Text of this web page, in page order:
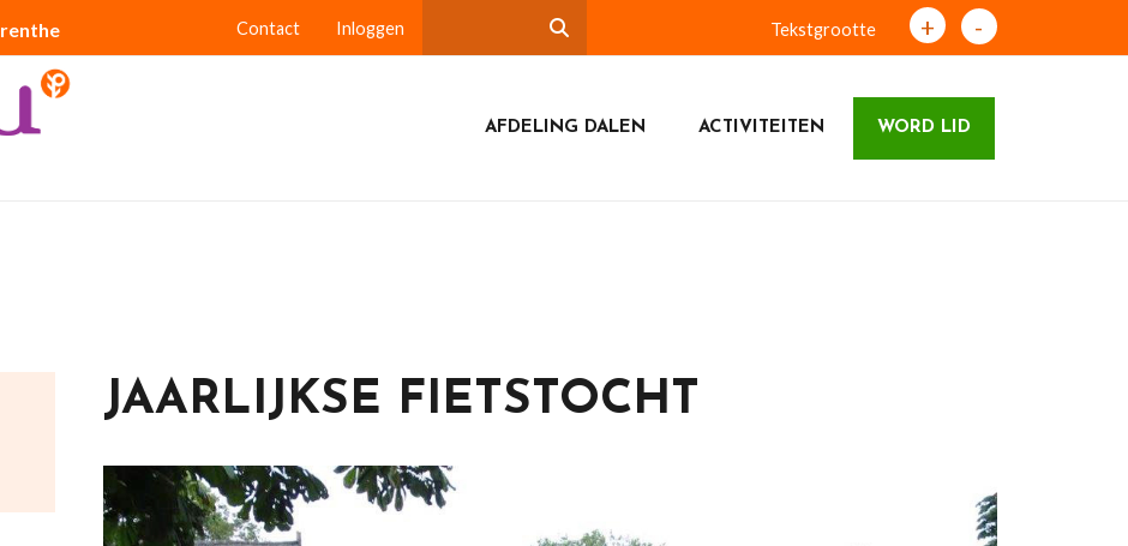
Contact Inloggen Tekstgrootte + -
AFDELING DALEN ACTIVITEITEN WORD LID
JAARLIJKSE FIETSTOCHT